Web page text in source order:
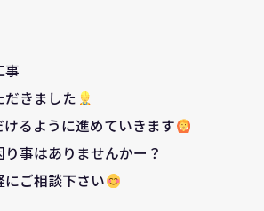
事
だきました
るように進めていきます
事はありませんかー？
ご相談下さい